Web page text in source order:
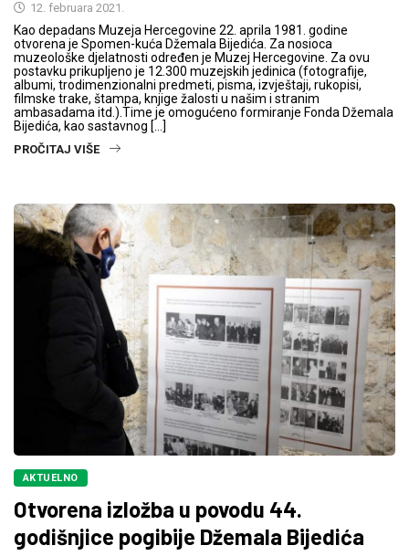
12. februara 2021.
Kao depadans Muzeja Hercegovine 22. aprila 1981. godine
otvorena je Spomen-kuća Džemala Bijedića. Za nosioca
muzeološke djelatnosti određen je Muzej Hercegovine. Za ovu
postavku prikupljeno je 12.300 muzejskih jedinica (fotografije,
albumi, trodimenzionalni predmeti, pisma, izvještaji, rukopisi,
filmske trake, štampa, knjige žalosti u našim i stranim
ambasadama itd.).Time je omogućeno formiranje Fonda Džemala
Bijedića, kao sastavnog […]
PROČITAJ VIŠE
AKTUELNO
Otvorena izložba u povodu 44.
godišnjice pogibije Džemala Bijedića